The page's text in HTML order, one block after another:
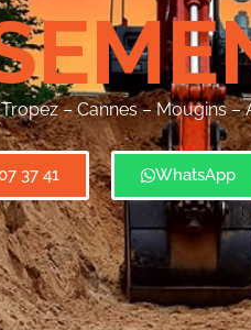
– Cannes – Mougins
37 41 WhatsApp